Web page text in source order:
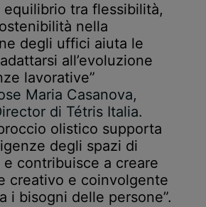
equilibrio tra flessibilità,
nella
degli uffici aiuta le
all’evoluzione
lavorative”
Maria Casanova,
di Tétris Italia.
olistico supporta
degli spazi di
contribuisce a creare
creativo e coinvolgente
i bisogni delle persone”.